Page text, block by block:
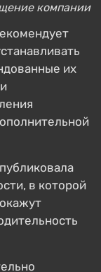
компании
их
в которой